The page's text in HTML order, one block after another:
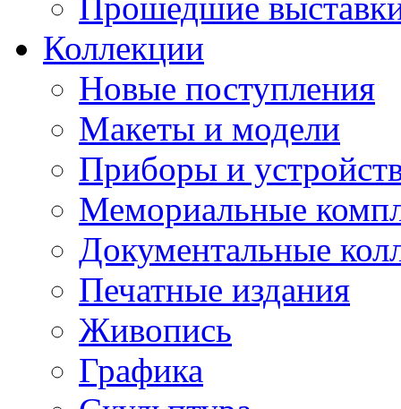
Коллекции
Новые поступления
Макеты и модели
Приборы и
Мемориальные
Документальные
Печатные издания
Живопись
Графика